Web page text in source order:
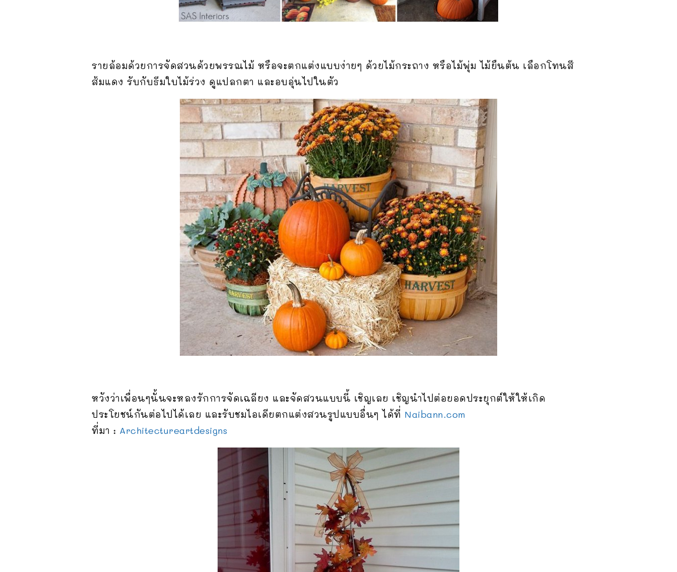
รายล้อมด้วยการจัดสวนด้วยพรรณไม้ หรือจะตกแต่งแบบง่ายๆ ด้วยไม้กระถาง หรือไม้พุ่ม ไม้ยืนต้น เลือกโทนสี
ส้มแดง รับกับธีมใบไม้ร่วง ดูแปลกตา และอบอุ่นไปในตัว
หวังว่าเพื่อนๆนั้นจะหลงรักการจัดเฉลียง และจัดสวนแบบนี้ เชิญเลย เชิญนำไปต่อยอดประยุกต์ให้ให้เกิด
ประโยชน์กันต่อไปได้เลย และรับชมไอเดียตกแต่งสวนรูปแบบอื่นๆ ได้ที่ Naibann.com
ที่มา : Architectureartdesigns